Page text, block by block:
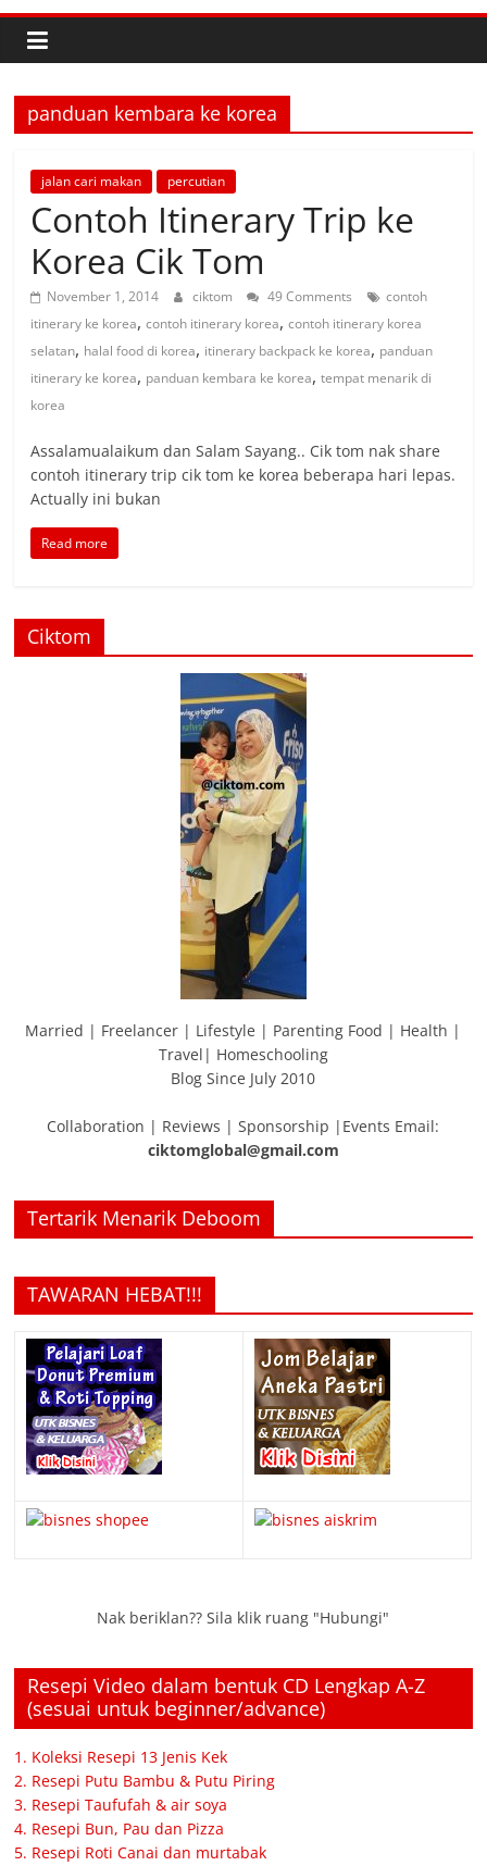
panduan kembara ke korea
jalan cari makan percutian
Contoh Itinerary Trip ke
Korea Cik Tom
November 1, 2014 ciktom 49 Comments
contoh
itinerary ke korea,contoh itinerary korea,contoh itinerary korea
selatan, halal food di korea, itinerary backpack ke korea, panduan
itinerary ke korea, panduan kembara ke korea,tempat menarik di
korea
Assalamualaikum dan Salam Sayang.. Cik tom nak share
contoh itinerary trip cik tom ke korea beberapa hari lepas.
Actually ini bukan
Read more
Ciktom
Married | Freelancer | Lifestyle | Parenting Food | Health |
Travel| Homeschooling
Blog Since July 2010
Collaboration | Reviews | Sponsorship |Events Email:
ciktomglobal@gmail.com
Tertarik Menarik Deboom
TAWARAN HEBAT!!!
Nak beriklan?? Sila klik ruang "Hubungi"
Resepi Video dalam bentuk CD Lengkap A-Z
(sesuai untuk beginner/advance)
1. Koleksi Resepi 13 Jenis Kek
2. Resepi Putu Bambu & Putu Piring
3. Resepi Taufufah & air soya
4. Resepi Bun, Pau dan Pizza
5. Resepi Roti Canai dan murtabak